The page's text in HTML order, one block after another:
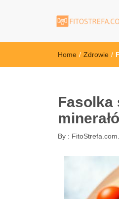
Home / Zdrowie /
Fasolka
By :